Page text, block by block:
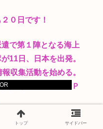
０日です！
で第１陣となる海上
11日、日本を出発。
収集活動を始める。
隊那覇航空基地のＰ
、自民議員はじめ、公
トップ サイドバー